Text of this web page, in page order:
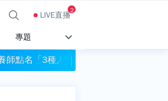
LIVE直播2
專題
點名「3種人」別生吃